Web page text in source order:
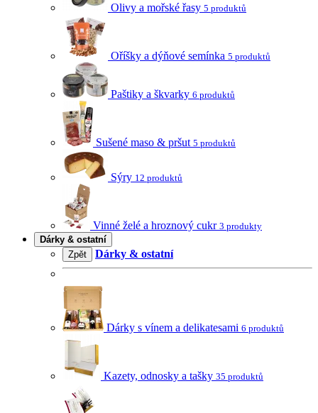
Olivy a mořské řasy 5 produktů
Oříšky a dýňové semínka 5 produktů
Paštiky a škvarky 6 produktů
Sušené maso & pršut 5 produktů
Sýry 12 produktů
Vinné želé a hroznový cukr 3 produkty
Dárky & ostatní
Zpět
Dárky & ostatní
Dárky s vínem a delikatesami 6 produktů
Kazety, odnosky a tašky 35 produktů